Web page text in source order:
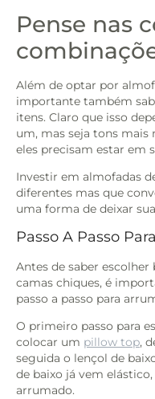
Pense nas
Além de optar por
importante também
itens. Claro que isso
um, mas seja tons
eles precisam estar em
Investir em almofadas
diferentes mas que
uma forma de deixar
Passo A Passo
Antes de saber
camas chiques, é
passo a passo para
O primeiro passo para
colocar um pillow top,
seguida o lençol de
de baixo já vem
arrumado.